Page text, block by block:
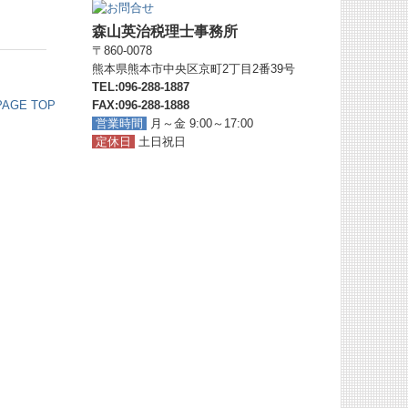
TOP
森山英治税理士事務所
〒860-0078
熊本県熊本市中央区京町2丁目2番39号
TEL:096-288-1887
FAX:096-288-1888
営業時間
月～金 9:00～17:00
定休日
土日祝日